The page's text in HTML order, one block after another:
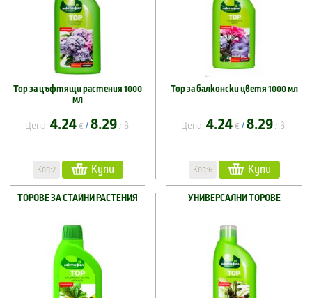
Тор за цъфтящи растения 1000
мл
Цена: 4.24 € / 8.29 лв.
Код:2 Купи
Тор за балконски цветя 1000 мл
Цена: 4.24 € / 8.29 лв.
Код:6 Купи
ТОРОВЕ ЗА СТАЙНИ РАСТЕНИЯ УНИВЕРСАЛНИ ТОРОВЕ